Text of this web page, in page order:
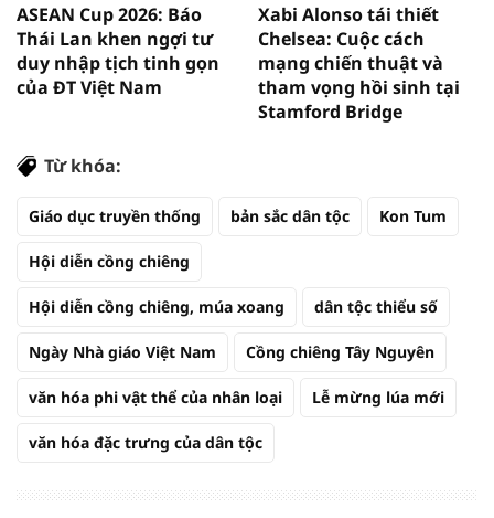
ASEAN Cup 2026: Báo
Thái Lan khen ngợi tư
duy nhập tịch tinh gọn
của ĐT Việt Nam
Xabi Alonso tái thiết
Chelsea: Cuộc cách
mạng chiến thuật và
tham vọng hồi sinh tại
Stamford Bridge
Từ khóa:
Giáo dục truyền thống bản sắc dân tộc Kon Tum
Hội diễn cồng chiêng
Hội diễn cồng chiêng, múa xoang dân tộc thiểu số
Ngày Nhà giáo Việt Nam Cồng chiêng Tây Nguyên
văn hóa phi vật thể của nhân loại Lễ mừng lúa mới
văn hóa đặc trưng của dân tộc